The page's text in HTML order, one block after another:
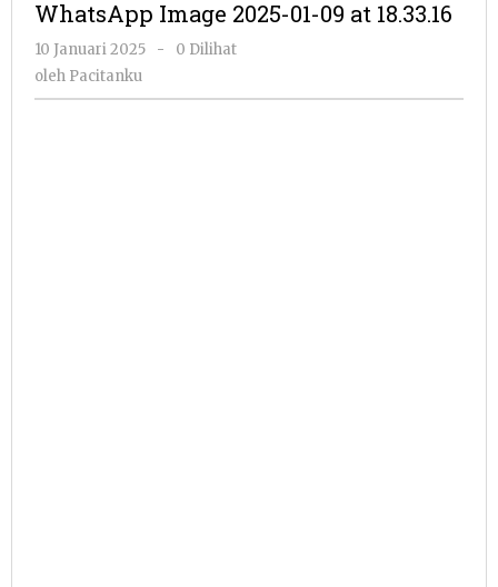
01-
09
at
WhatsApp Image 2025-01-09 at 18.33.16
10 Januari 2025
oleh
-
0 Dilihat
oleh Pacitanku